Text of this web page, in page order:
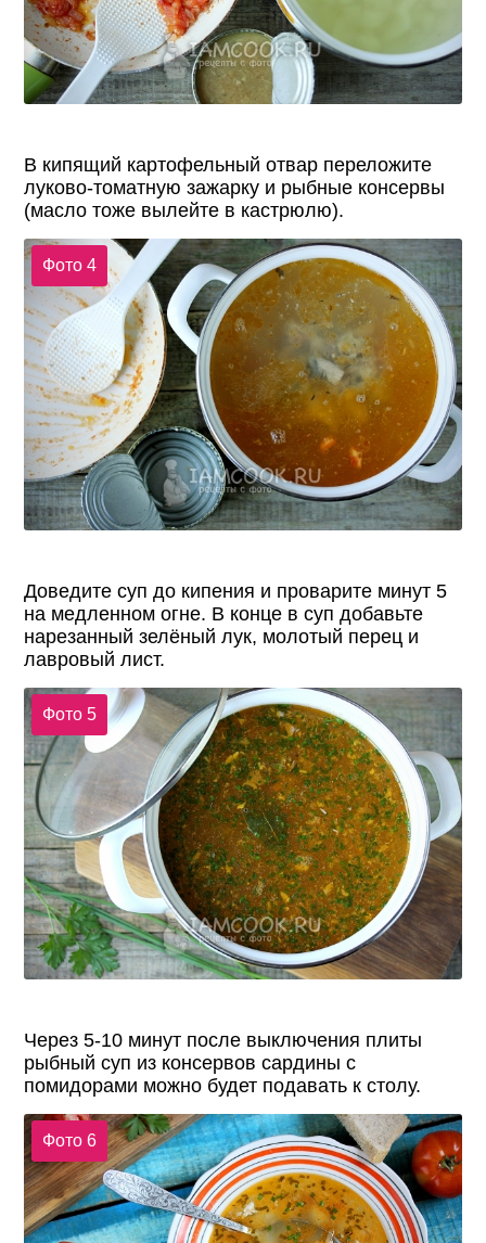
В кипящий картофельный отвар переложите
луково-томатную зажарку и рыбные консервы
(масло тоже вылейте в кастрюлю).
Фото 4
Доведите суп до кипения и проварите минут 5
на медленном огне. В конце в суп добавьте
нарезанный зелёный лук, молотый перец и
лавровый лист.
Фото 5
Через 5-10 минут после выключения плиты
рыбный суп из консервов сардины с
помидорами можно будет подавать к столу.
Фото 6